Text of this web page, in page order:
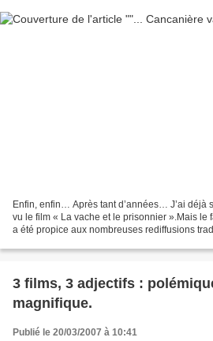
Enfin, enfin… Après tant d’années… J’ai déjà
vu le film « La vache et le prisonnier ».Mais le
a été propice aux nombreuses rediffusions
3 films, 3 adjectifs :
magnifique.
Publié le 20/03/2007 à 10:41